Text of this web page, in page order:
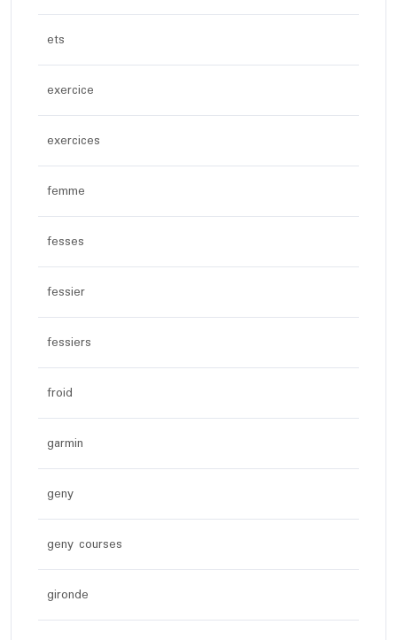
ets
exercice
exercices
femme
fesses
fessier
fessiers
froid
garmin
geny
geny courses
gironde